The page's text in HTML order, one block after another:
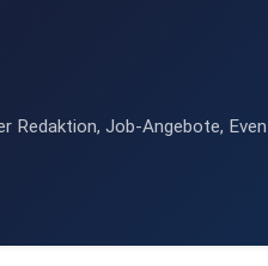
Redaktion, Job-Angebote,